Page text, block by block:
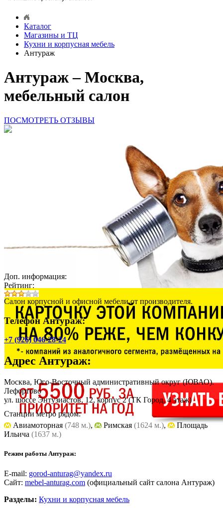
Каталог
Магазины и ТЦ
Кухни и корпусная мебель
Антураж
Антураж – Москва,
мебельный салон
ПОСМОТРЕТЬ ОТЗЫВЫ
Доп. информация:
Рейтинг:
Салон корпусной и офисной мебели от производителя.
Телефон Антураж:
+7 (926) 046-28-24
Адрес Антураж:
Москва, Юго-Восточный административный округ (ЮВАО).
Лефортово
ул. шоссе Энтузиастов, 12, корпус 2(ТК Город, 4 этаж)
Станции метро рядом:
Авиамоторная (748 м.), Римская (1624 м.),
Площадь
Ильича (1637 м.)
Режим работы Антураж:
E-mail: gorod-anturag@yandex.ru
Сайт: mebel-anturag.com (официальный сайт салона Антураж)
Разделы: Кухни и корпусная мебель